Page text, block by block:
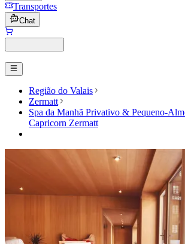
Transportes
Chat
Região do Valais
Zermatt
Spa da Manhã Privativo & Pequeno-
Capricorn Zermatt